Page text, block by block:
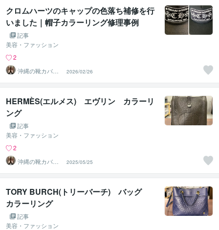
クロムハーツのキャップの色落ち補修を行
いました｜帽子カラーリング修理事例
記事
美容・ファッション
2
沖縄の靴カバン
修理店【NAMEL
ESS】
2026/02/26
HERMÈS(エルメス) エヴリン カラーリ
ング
記事
美容・ファッション
2
沖縄の靴カバン
修理店【NAMEL
ESS】
2025/05/25
TORY BURCH(トリーバーチ) バッグ
カラーリング
記事
美容・ファッション